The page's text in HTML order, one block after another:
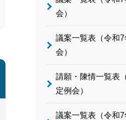
会）
議案一覧表（令和7
会）
請願・陳情一覧表
定例会）
議案一覧表（令和